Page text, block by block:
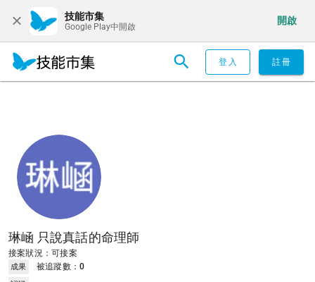
技能市集
Google Play中開啟
開啟
登入 註冊
琳崡 只說真話的命理師
接案狀況：可接案
成果 被追蹤數：0